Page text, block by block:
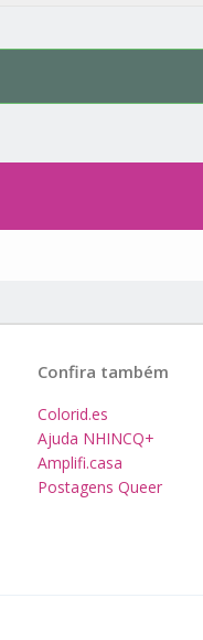
Confira também
Colorid.es
Ajuda NHINCQ+
Amplifi.casa
Postagens Queer